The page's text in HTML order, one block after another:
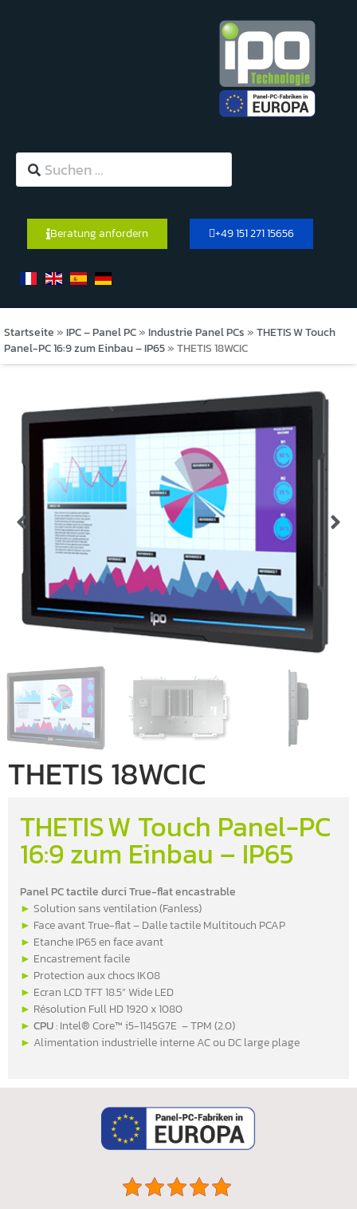
Beratung anfordern +49 151 271 15656
Startseite » IPC – Panel PC » Industrie Panel PCs » THETIS W Touch
Panel-PC 16:9 zum Einbau – IP65 » THETIS 18WCIC
THETIS 18WCIC
THETIS W Touch Panel-PC
16:9 zum Einbau – IP65
Panel PC tactile durci True-flat encastrable
► Solution sans ventilation (Fanless)
► Face avant True-flat – Dalle tactile Multitouch PCAP
► Etanche IP65 en face avant
► Encastrement facile
► Protection aux chocs IK08
► Ecran LCD TFT 18.5” Wide LED
► Résolution Full HD 1920 x 1080
► CPU: Intel® Core™ i5-1145G7E – TPM (2.0)
► Alimentation industrielle interne AC ou DC large plage